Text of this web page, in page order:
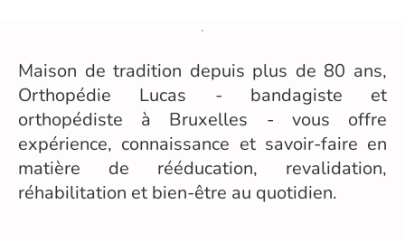
Maison de tradition depuis plus de 80 ans,
Orthopédie Lucas - bandagiste et
orthopédiste à Bruxelles - vous offre
expérience, connaissance et savoir-faire en
matière de rééducation, revalidation,
réhabilitation et bien-être au quotidien.